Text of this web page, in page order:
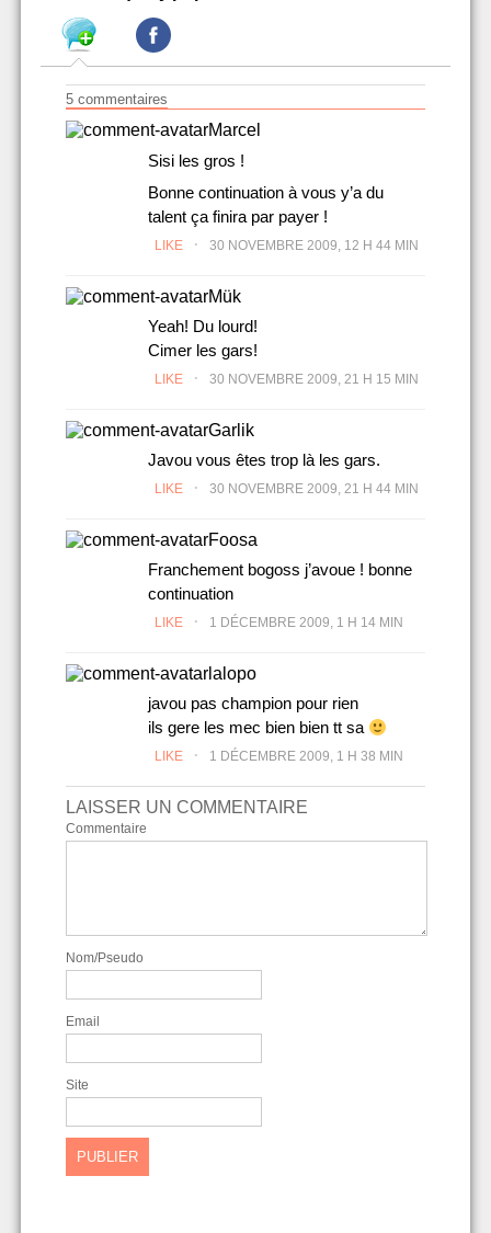
5 commentaires
Marcel
Sisi les gros !
Bonne continuation à vous y’a du
talent ça finira par payer !
LIKE . 30 NOVEMBRE 2009, 12 H 44 MIN
Mük
Yeah! Du lourd!
Cimer les gars!
LIKE . 30 NOVEMBRE 2009, 21 H 15 MIN
Garlik
Javou vous êtes trop là les gars.
LIKE . 30 NOVEMBRE 2009, 21 H 44 MIN
Foosa
Franchement bogoss j’avoue ! bonne
continuation
LIKE . 1 DÉCEMBRE 2009, 1 H 14 MIN
lalopo
javou pas champion pour rien
ils gere les mec bien bien tt sa
LIKE . 1 DÉCEMBRE 2009, 1 H 38 MIN
LAISSER UN COMMENTAIRE
Commentaire
Nom/Pseudo
Email
Site